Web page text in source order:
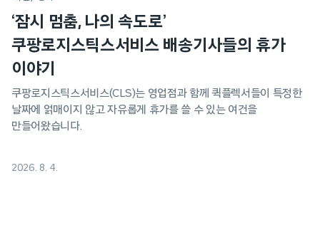
‘잠시 멈춤, 나의 속도로’
쿠팡로지스틱스서비스 배송기사들의 휴가
이야기
쿠팡로지스틱스서비스(CLS)는 영업점과 함께 퀵플렉서들이 특정한
날짜에 얽매이지 않고 자유롭게 휴가를 쓸 수 있는 여건을
만들어왔습니다.
2026. 8. 4.